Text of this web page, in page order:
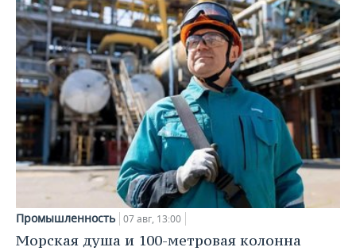
Промышленность 07 авг, 13:00
Морская душа и 100-метровая колонна